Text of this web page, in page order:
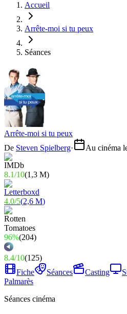
Accueil
Arrête-moi si tu peux
Séances
Arrête-moi si tu peux
De Steven Spielberg· Au cinéma
8.1/10(1,3 M)
4.0/5(2,6 M)
96%(204)
8.4/10(125)
Fiche
Séances Casting
Palmarès
Séances cinéma